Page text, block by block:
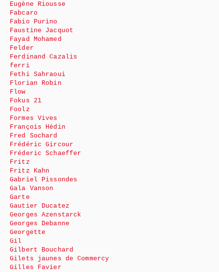
Eugène Riousse
Fabcaro
Fabio Purino
Faustine Jacquot
Fayad Mohamed
Felder
Ferdinand Cazalis
ferri
Fethi Sahraoui
Florian Robin
Flow
Fokus 21
Foolz
Formes Vives
François Hédin
Fred Sochard
Frédéric Gircour
Fréderic Schaeffer
Fritz
Fritz Kahn
Gabriel Pissondes
Gala Vanson
Garte
Gautier Ducatez
Georges Azenstarck
Georges Debanne
Georgette
Gil
Gilbert Bouchard
Gilets jaunes de Commercy
Gilles Favier